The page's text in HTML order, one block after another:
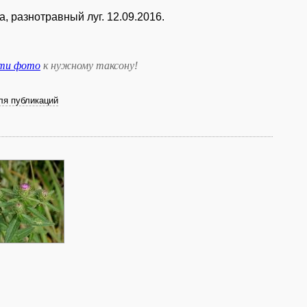
разнотравный луг. 12.09.2016.
фото к нужному таксону!
публикаций